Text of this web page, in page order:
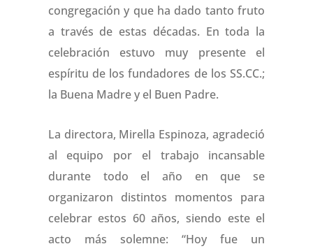
congregación y que ha dado tanto fruto
a través de estas décadas. En toda la
celebración estuvo muy presente el
espíritu de los fundadores de los SS.CC.;
la Buena Madre y el Buen Padre.
La directora, Mirella Espinoza, agradeció
al equipo por el trabajo incansable
durante todo el año en que se
organizaron distintos momentos para
celebrar estos 60 años, siendo este el
acto más solemne: “Hoy fue un